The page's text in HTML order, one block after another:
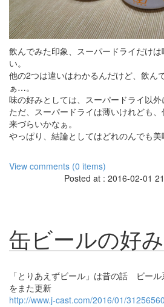
飲んでみた印象、スーパードライだけ
い。
他の2つは違いはわかるんだけど、飲ん
ぁ…。
味の好みとしては、スーパードライ以外
ただ、スーパードライは薄いけれども
来づらいかなぁ。
やっぱり、結論としてはどれのんでも美
View comments (0 items)
Posted at : 2016-02-01
缶ビールの好み
「とりあえずビール」は昔の話 ビール
をまた更新
http://www.j-cast.com/2016/01/